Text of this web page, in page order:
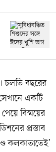
চলতি বছরের
একটি
বিস্ময়ের
প্রস্তাব
কলকাতাতেই’